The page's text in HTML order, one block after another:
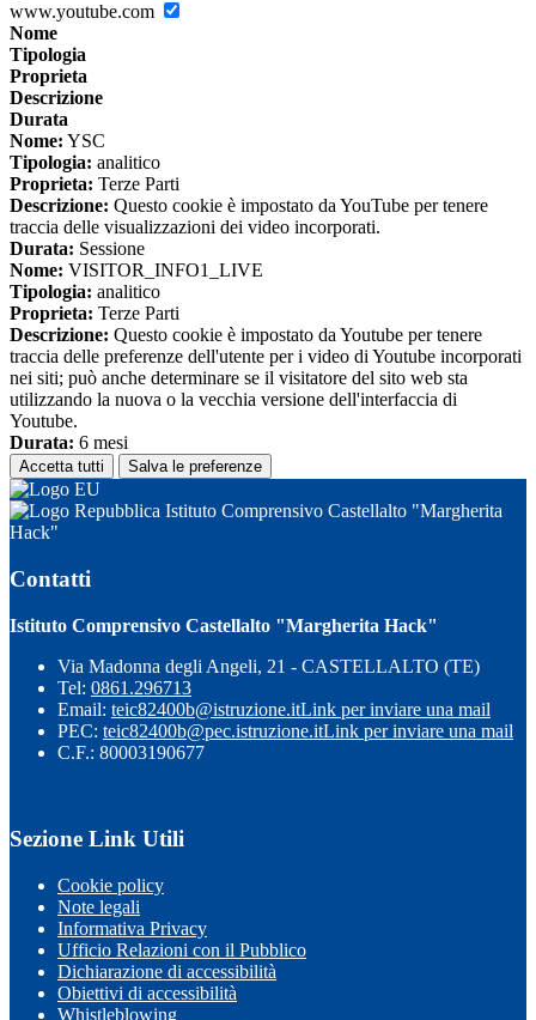
www.youtube.com
Nome
Tipologia
Proprieta
Descrizione
Durata
Nome: YSC
Tipologia: analitico
Proprieta: Terze Parti
Descrizione: Questo cookie è impostato da YouTube per tenere
traccia delle visualizzazioni dei video incorporati.
Durata: Sessione
Nome: VISITOR_INFO1_LIVE
Tipologia: analitico
Proprieta: Terze Parti
Descrizione: Questo cookie è impostato da Youtube per tenere
traccia delle preferenze dell'utente per i video di Youtube incorporati
nei siti; può anche determinare se il visitatore del sito web sta
utilizzando la nuova o la vecchia versione dell'interfaccia di
Youtube.
Durata: 6 mesi
Accetta tutti Salva le preferenze
Istituto Comprensivo Castellalto "Margherita
Hack"
Contatti
Istituto Comprensivo Castellalto "Margherita Hack"
Via Madonna degli Angeli, 21 - CASTELLALTO (TE)
Tel: 0861.296713
Email: teic82400b@istruzione.itLink per inviare una mail
PEC: teic82400b@pec.istruzione.itLink per inviare una mail
C.F.: 80003190677
Sezione Link Utili
Cookie policy
Note legali
Informativa Privacy
Ufficio Relazioni con il Pubblico
Dichiarazione di accessibilità
Obiettivi di accessibilità
Whistleblowing